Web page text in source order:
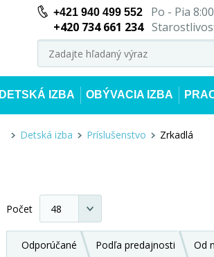
+421 940 499 552
Po - Pia
+420 734 661 234
DETSKÁ IZBA OBÝVACIA IZBA
Detská izba Príslušenstvo Zrkadlá
Počet
Odporúčané Podľa predajnosti Od